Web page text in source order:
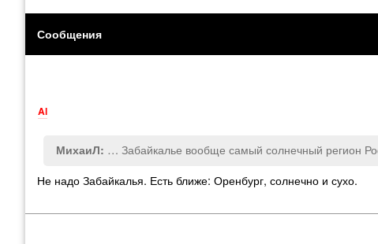
Сообщения
Al
МихаиЛ: … Забайкалье вообще самый солнечный регион
Не надо Забайкалья. Есть ближе: Оренбург, солнечно и сухо.